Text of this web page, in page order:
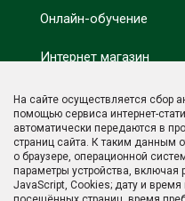
Онлайн-обучение
Интернет магазин
Оздоровление
Отзывы
На сайте осуществляется сбор
помощью сервиса интернет-
автоматически передаются в
страниц сайта. К таким данным
о браузере, операционной
параметры устройства, включая
JavaScript, Cookies; дату и